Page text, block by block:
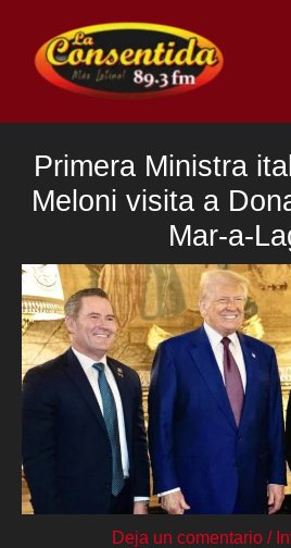
contenido
Primera Ministra
Meloni visita a
Mar-a-
Deja un comentario /